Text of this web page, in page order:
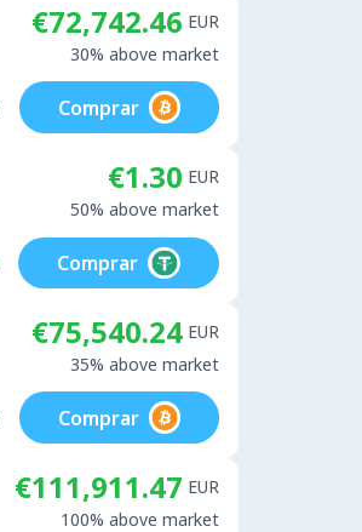
€72,742.46 EUR
30% above market
Comprar
€1.30 EUR
50% above market
Comprar
€75,540.24 EUR
35% above market
Comprar
€111,911.47 EUR
100% above market